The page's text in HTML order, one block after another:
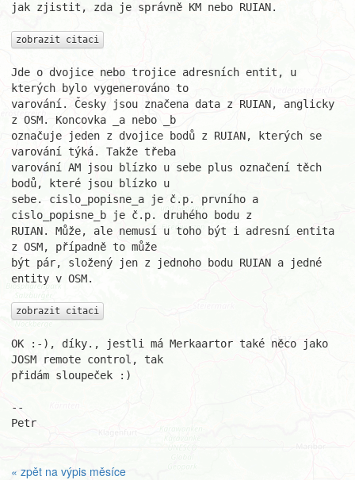
jak zjistit, zda je správně KM nebo RUIAN.
zobrazit citaci
Jde o dvojice nebo trojice adresních entit, u
kterých bylo vygenerováno to
varování. Česky jsou značena data z RUIAN, anglicky
z OSM. Koncovka _a nebo _b
označuje jeden z dvojice bodů z RUIAN, kterých se
varování týká. Takže třeba
varování AM jsou blízko u sebe plus označení těch
bodů, které jsou blízko u
sebe. cislo_popisne_a je č.p. prvního a
cislo_popisne_b je č.p. druhého bodu z
RUIAN. Může, ale nemusí u toho být i adresní entita
z OSM, případně to může
být pár, složený jen z jednoho bodu RUIAN a jedné
entity v OSM.
zobrazit citaci
OK :-), díky., jestli má Merkaartor také něco jako
JOSM remote control, tak
přidám sloupeček :)
--
Petr
« zpět na výpis měsíce